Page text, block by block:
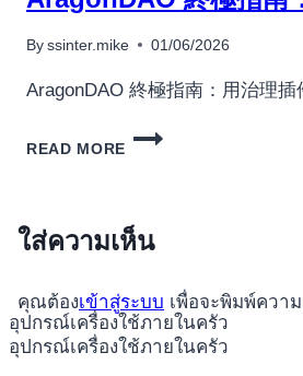
อุปกรณ์เครื่องใช้ภายในครัว
อุปกรณ์เครื่องใช้ภายในครัว
By ssinter.mike 01/06/2026
AragonDAO 終極指南：用治理
READ MORE
ARAGONDAO
南：
用
理
插
件
ใส่ความเห็น
คุณต้องเข้าสู่ระบบ เพื่อจะพิมพ์ควา